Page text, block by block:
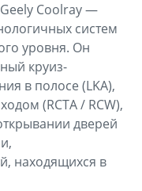
Coolray —
систем
уровня. Он
круиз-
в полосе (LKA),
(RCTA / RCW),
дверей
находящихся в